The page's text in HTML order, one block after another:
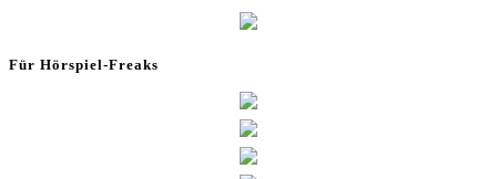
Für Hör­spiel-Freaks